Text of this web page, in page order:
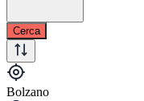
Cerca
Bolzano